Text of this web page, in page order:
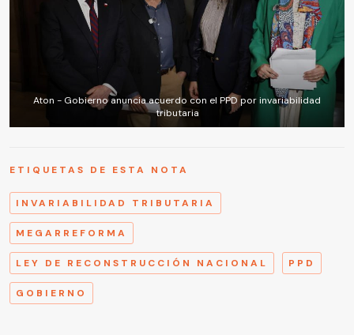
Aton - Gobierno anuncia acuerdo con el PPD por invariabilidad
tributaria
ETIQUETAS DE ESTA NOTA
INVARIABILIDAD TRIBUTARIA
MEGARREFORMA
LEY DE RECONSTRUCCIÓN NACIONAL PPD
GOBIERNO